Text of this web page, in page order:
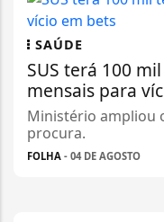
SAÚDE
SUS terá 100
mensais para
Ministério ampliou
procura.
FOLHA - 04 DE AGOSTO